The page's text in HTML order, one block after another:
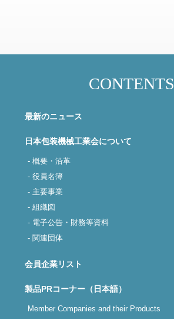
CONTENTS
最新のニュース
日本包装機械工業会について
- 概要・沿革
- 役員名簿
- 主要事業
- 組織図
- 電子公告・財務等資料
- 関連団体
会員企業リスト
製品PRコーナー（日本語）
Member Companies and their Products